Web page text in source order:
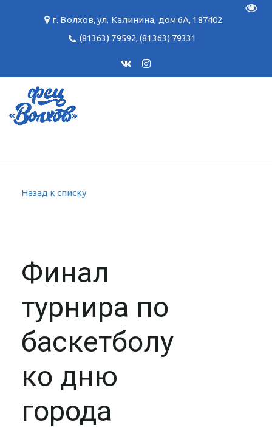
г. Волхов,ул. Калинина, дом 6А, 187402
(81363) 79592,(81363) 79331
Назад к списку
Финал
турнира по
баскетболу
ко дню
города